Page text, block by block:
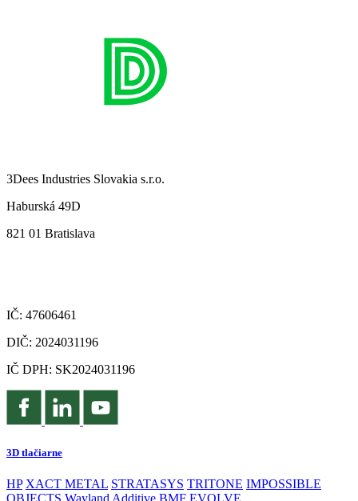
3Dees Industries Slovakia s.r.o.
Haburská 49D
821 01 Bratislava
IČ: 47606461
DIČ: 2024031196
IČ DPH: SK2024031196
3D tlačiarne
HP XACT METAL STRATASYS TRITONE IMPOSSIBLE
OBJECTS Wayland Additive BMF EVOLVE